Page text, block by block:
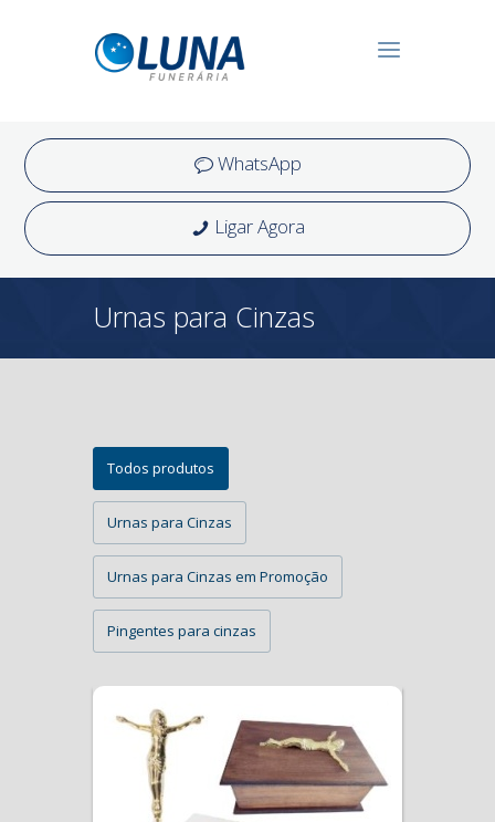
WhatsApp
Ligar Agora
Urnas para Cinzas
Todos produtos
Urnas para Cinzas
Urnas para Cinzas em Promoção
Pingentes para cinzas